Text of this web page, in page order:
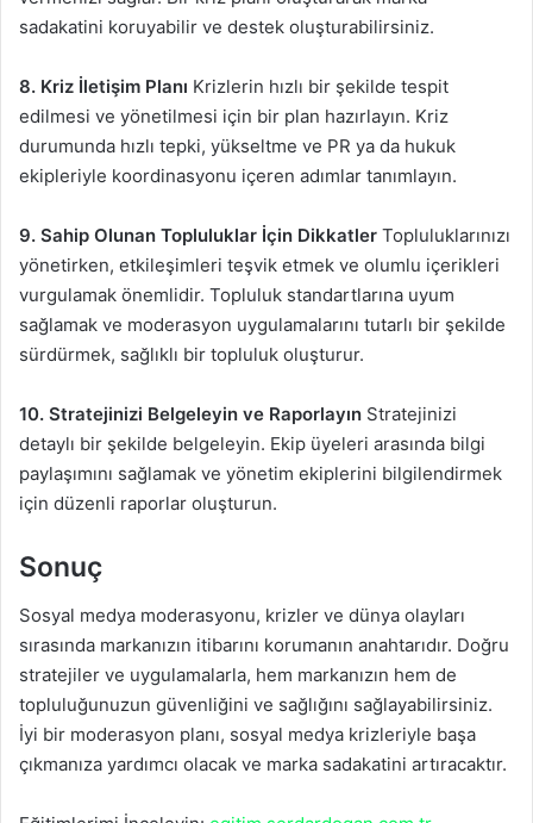
sadakatini koruyabilir ve destek oluşturabilirsiniz.
8. Kriz İletişim Planı Krizlerin hızlı bir şekilde tespit
edilmesi ve yönetilmesi için bir plan hazırlayın. Kriz
durumunda hızlı tepki, yükseltme ve PR ya da hukuk
ekipleriyle koordinasyonu içeren adımlar tanımlayın.
9. Sahip Olunan Topluluklar İçin Dikkatler Topluluklarınızı
yönetirken, etkileşimleri teşvik etmek ve olumlu içerikleri
vurgulamak önemlidir. Topluluk standartlarına uyum
sağlamak ve moderasyon uygulamalarını tutarlı bir şekilde
sürdürmek, sağlıklı bir topluluk oluşturur.
10. Stratejinizi Belgeleyin ve Raporlayın Stratejinizi
detaylı bir şekilde belgeleyin. Ekip üyeleri arasında bilgi
paylaşımını sağlamak ve yönetim ekiplerini bilgilendirmek
için düzenli raporlar oluşturun.
Sonuç
Sosyal medya moderasyonu, krizler ve dünya olayları
sırasında markanızın itibarını korumanın anahtarıdır. Doğru
stratejiler ve uygulamalarla, hem markanızın hem de
topluluğunuzun güvenliğini ve sağlığını sağlayabilirsiniz.
İyi bir moderasyon planı, sosyal medya krizleriyle başa
çıkmanıza yardımcı olacak ve marka sadakatini artıracaktır.